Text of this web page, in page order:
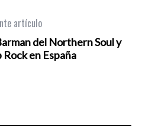
artículo
del Northern Soul y
en España